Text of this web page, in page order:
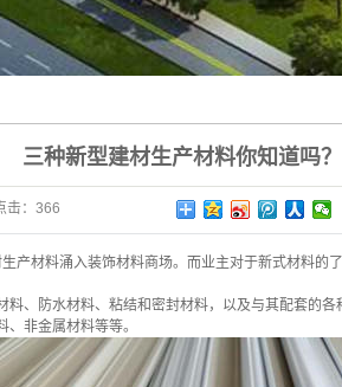
三种新型建材生产材料你知道吗？
击： 366
产材料涌入装饰材料商场。而业主对于新式材料的
防水材料、粘结和密封材料，以及与其配套的各
非金属材料等等。